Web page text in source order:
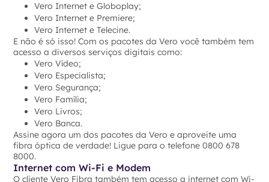
Vero Internet e Globoplay;
Vero Internet e Premiere;
Vero Internet e Telecine.
E não é só isso! Com os pacotes da Vero você também tem
acesso a diversos serviços digitais como:
Vero Vídeo;
Vero Especialista;
Vero Segurança;
Vero Família;
Vero Livros;
Vero Banca.
Assine agora um dos pacotes da Vero e aproveite uma
fibra óptica de verdade! Ligue para o telefone 0800 678
8000.
Internet com Wi-Fi e Modem
O cliente Vero Fibra também tem acesso a internet com Wi-